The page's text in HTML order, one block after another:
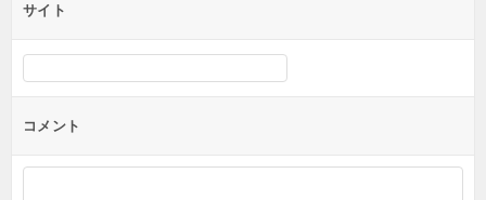
サイト
コメント